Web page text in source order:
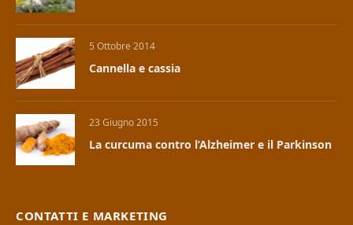
5 Ottobre 2014
Cannella e cassia
23 Giugno 2015
La curcuma contro l’Alzheimer e il Parkinson
CONTATTI E MARKETING